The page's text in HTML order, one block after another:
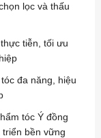
lọc và thấu
tiễn, tối ưu
đa năng, hiệu
tóc Ý đồng
bền vững